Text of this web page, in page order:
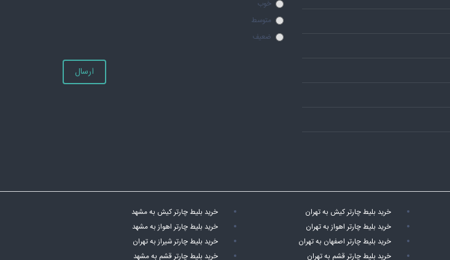
خوب
متوسط
ضعیف
ارسال
خرید بلیط چارتر کیش به تهران
خرید بلیط چارتر کیش به مشهد
خرید بلیط چارتر اهواز به تهران
خرید بلیط چارتر اهواز به مشهد
خرید بلیط چارتر اصفهان به تهران
خرید بلیط چارتر شیراز به تهران
خرید بلیط چارتر قشم به تهران خرید بلیط چارتر قشم به مشهد